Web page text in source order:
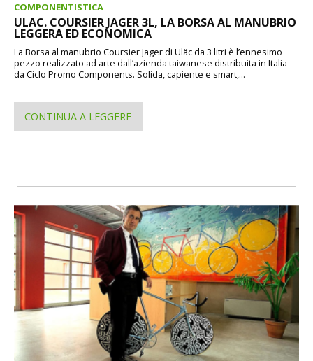
COMPONENTISTICA
ULAC. COURSIER JAGER 3L, LA BORSA AL MANUBRIO
LEGGERA ED ECONOMICA
La Borsa al manubrio Coursier Jager di Uläc da 3 litri è l’ennesimo
pezzo realizzato ad arte dall’azienda taiwanese distribuita in Italia
da Ciclo Promo Components. Solida, capiente e smart,...
CONTINUA A LEGGERE